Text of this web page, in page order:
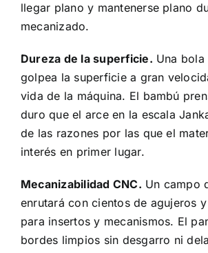
llegar plano y mantenerse plano
mecanizado.
Dureza de la superficie. Una
golpea la superficie a gran
vida de la máquina. El bambú
duro que el arce en la escala
de las razones por las que el
interés en primer lugar.
Mecanizabilidad CNC. Un campo
enrutará con cientos de agujeros
para insertos y mecanismos. El
bordes limpios sin desgarro ni